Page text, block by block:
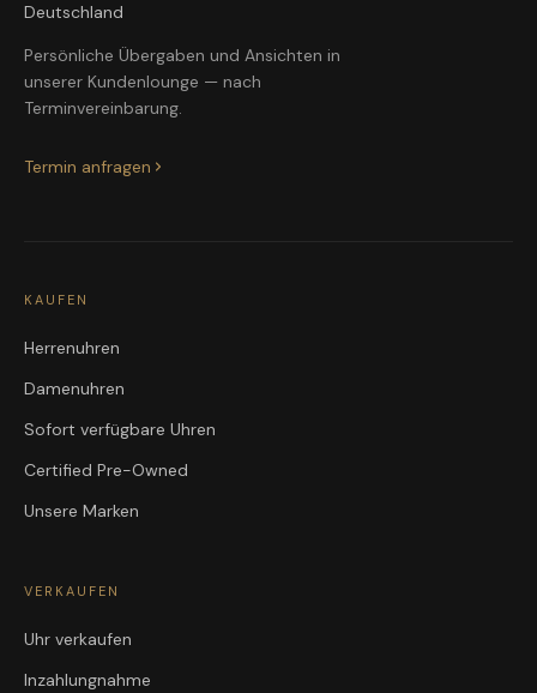
Deutschland
Persönliche Übergaben und Ansichten in
unserer Kundenlounge — nach
Terminvereinbarung.
Termin anfragen
KAUFEN
Herrenuhren
Damenuhren
Sofort verfügbare Uhren
Certified Pre-Owned
Unsere Marken
VERKAUFEN
Uhr verkaufen
Inzahlungnahme